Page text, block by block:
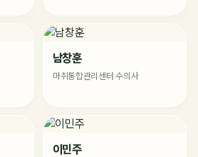
남창훈
마취통합관리센터 수의사
이민주